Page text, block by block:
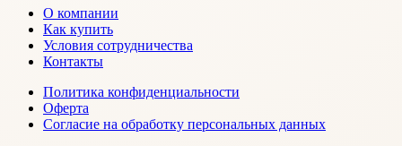
О компании
Как купить
Условия сотрудничества
Контакты
Политика конфиденциальности
Оферта
Согласие на обработку персональных данных